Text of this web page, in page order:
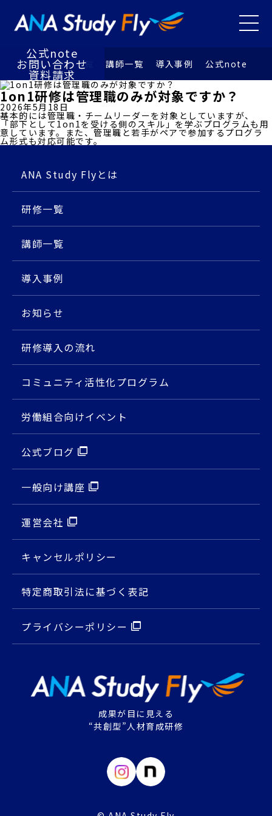
特徴 研修⼀覧 講師⼀覧 導⼊事例 公式note
講師⼀覧
導⼊事例
公式note
お問い合わせ
資料請求
1on1研修は管理職のみが対象ですか？
2026年5月18日
基本的には管理職・チームリーダーを対象としていますが、
「部下として1on1を受ける側のスキル」を学ぶプログラムも用
意しています。また、管理職と若手がペアで参加するプログラ
ム形式も対応可能です。
ANA Study Flyとは
研修⼀覧
講師⼀覧
導入事例
お知らせ
研修導入の流れ
コミュニティ活性化プログラム
労働組合向けイベント
公式ブログ
⼀般向け講座
運営会社
キャンセルポリシー
特定商取引法に基づく表記
プライバシーポリシー
成果が目に見える
“共創型”人材育成研修